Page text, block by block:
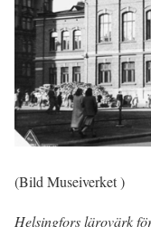
(Bild Museiverket )
Helsingfors lärovärk